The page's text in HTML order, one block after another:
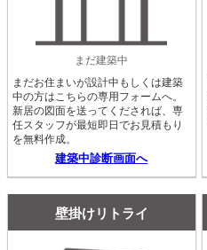
まだ建築中
まだお住まいが設計中もしくは建築
中の方はこちらの専用フォームへ。
新居の図面を送ってくだされば、専
任スタッフが最短即日でお見積もり
を無料作成。
建築中診断画面へ
壁掛けリトライ